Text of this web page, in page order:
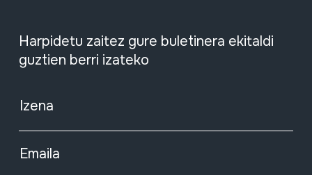
Harpidetu zaitez gure buletinera ekitaldi
guztien berri izateko
Izena
Emaila